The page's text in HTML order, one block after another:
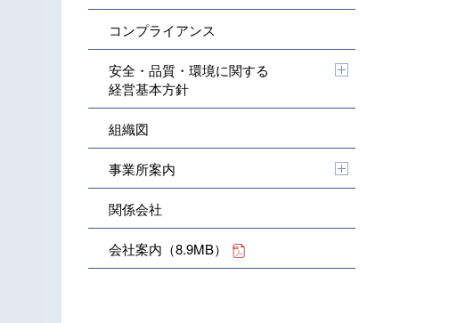
コンプライアンス
安全・品質・環境に関する
経営基本方針
組織図
事業所案内
関係会社
会社案内（8.9MB）